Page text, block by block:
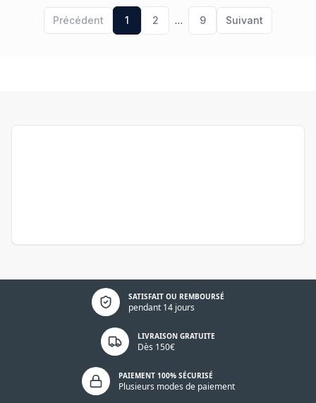
Précédent 1 2 … 9 Suivant
SATISFAIT OU REMBOURSÉ
pendant 14 jours
Politique de confidentialité
LIVRAISON GRATUITE
Dès 150€
PAIEMENT 100% SÉCURISÉ
Plusieurs modes de paiement